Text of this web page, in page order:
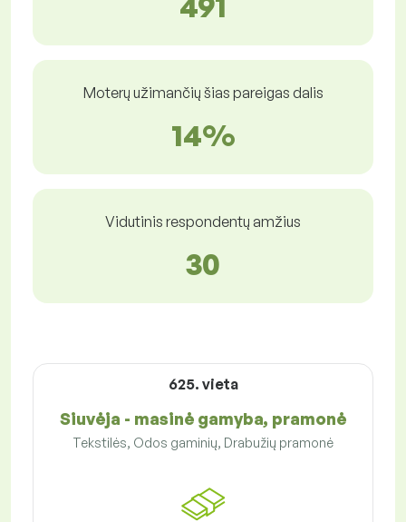
Moterų užimančių šias pareigas dalis
14%
Vidutinis respondentų amžius
30
625. vieta
Siuvėja - masinė gamyba, pramonė
Tekstilės, Odos gaminių, Drabužių pramonė